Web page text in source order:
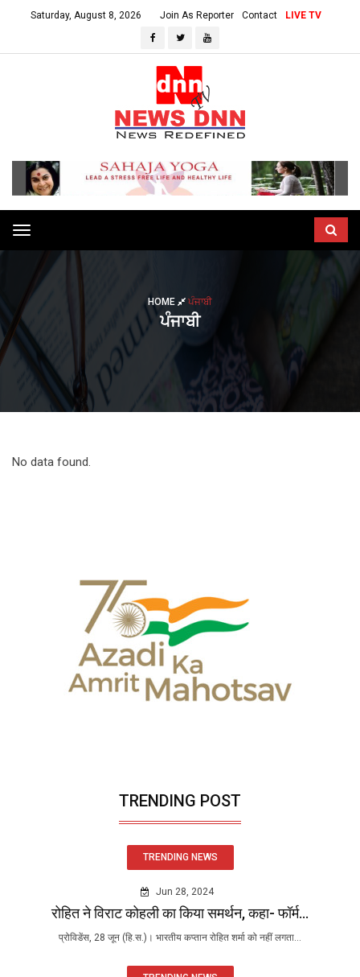
Saturday, August 8, 2026 Join As Reporter Contact LIVE TV
Toggle
navigation
HOME ਪੰਜਾਬੀ
ਪੰਜਾਬੀ
No data found.
TRENDING POST
TRENDING NEWS
Jun 28, 2024
रोहित ने विराट कोहली का किया समर्थन, कहा- फॉर्म...
प्रोविडेंस, 28 जून (हि.स.)। भारतीय कप्तान रोहित शर्मा को नहीं लगता...